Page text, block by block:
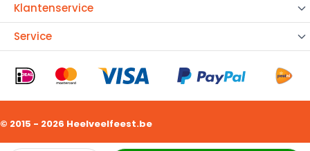
Klantenservice
Service
© 2015 - 2026 Heelveelfeest.be